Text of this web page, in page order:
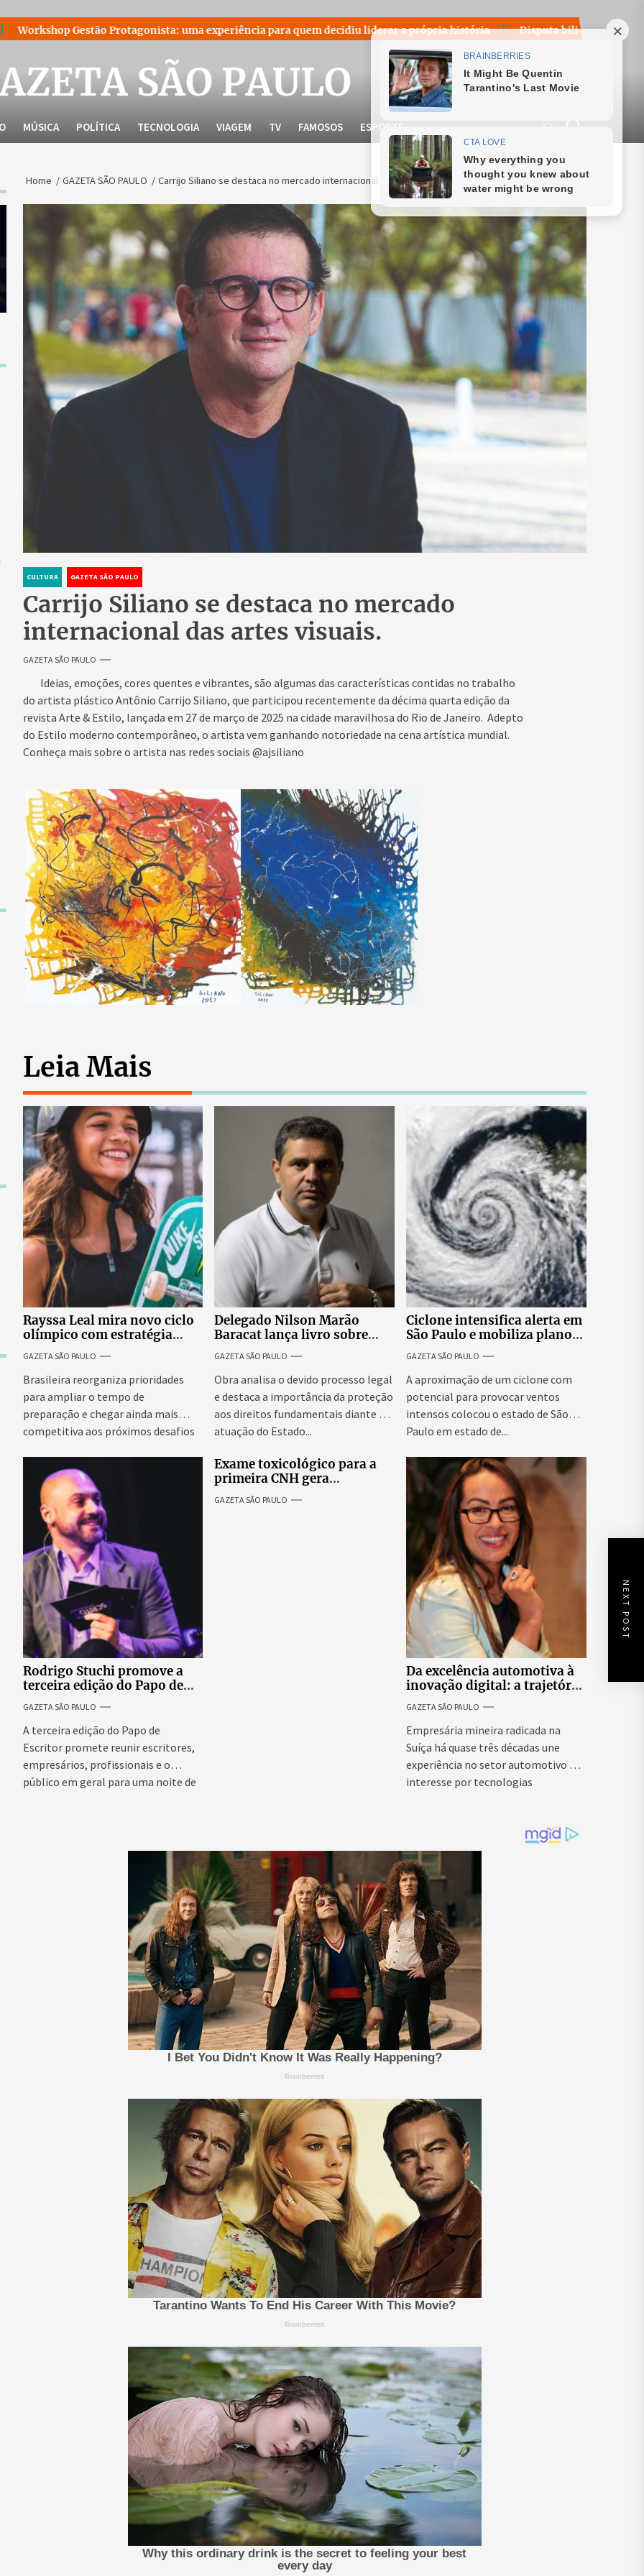
Protagonista: uma experiência para quem decidiu liderar a própria história Disputa bilionária sobre royalties do
SÃO PAULO
MÚSICA POLÍTICA TECNOLOGIA VIAGEM TV FAMOSOS ESPORTE
Home GAZETA SÃO PAULO Carrijo Siliano se destaca no mercado internacional das artes visuais.
CULTURA GAZETA SÃO PAULO
Carrijo Siliano se destaca no mercado
internacional das artes visuais.
GAZETA SÃO PAULO
Ideias, emoções, cores quentes e vibrantes, são algumas das características contidas no trabalho
do artista plástico Antônio Carrijo Siliano, que participou recentemente da décima quarta edição da
revista Arte & Estilo, lançada em 27 de março de 2025 na cidade maravilhosa do Rio de Janeiro. Adepto
do Estilo moderno contemporâneo, o artista vem ganhando notoriedade na cena artística mundial.
Conheça mais sobre o artista nas redes sociais @ajsiliano
NEXT POST
Leia Mais
Rayssa Leal mira novo ciclo
olímpico com estratégia
voltada a mais treinos e
evolução no skate
GAZETA SÃO PAULO
Brasileira reorganiza prioridades
para ampliar o tempo de
preparação e chegar ainda mais
competitiva aos próximos desafios
Delegado Nilson Marão
Baracat lança livro sobre
garantias constitucionais no
processo penal brasileiro
GAZETA SÃO PAULO
Obra analisa o devido processo legal
e destaca a importância da proteção
aos direitos fundamentais diante da
atuação do Estado...
Ciclone intensifica alerta em
São Paulo e mobiliza plano
emergencial para evitar
impactos no fornecimento
de energia
GAZETA SÃO PAULO
A aproximação de um ciclone com
potencial para provocar ventos
intensos colocou o estado de São
Paulo em estado de...
Rodrigo Stuchi promove a
terceira edição do Papo de
Escritor, podcast ao vivo que
reúne especialistas para
discutir saúde mental e
prosperidade.
GAZETA SÃO PAULO
A terceira edição do Papo de
Escritor promete reunir escritores,
empresários, profissionais e o
público em geral para uma noite de
Exame toxicológico para a
primeira CNH gera
denúncias de cortes
excessivos de cabelo e
GAZETA SÃO PAULO
Da excelência automotiva à
inovação digital: a trajetória
internacional da empresária
Adriene Silva
GAZETA SÃO PAULO
Empresária mineira radicada na
Suíça há quase três décadas une
experiência no setor automotivo e
interesse por tecnologias